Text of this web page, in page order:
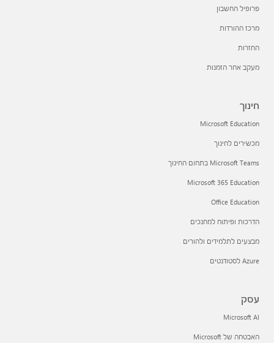
פרופיל החשבון
מרכז ההורדות
החזרות
מעקב אחר הזמנות
חינוך
Microsoft Education
מכשירים לחינוך
Microsoft Teams בתחום החינוך
Microsoft 365 Education
Office Education
הדרכות ופיתוח למחנכים
מבצעים לתלמידים ולהורים
Azure לסטודנטים
עסק
Microsoft AI
האבטחה של Microsoft